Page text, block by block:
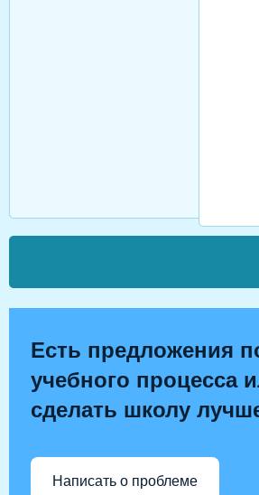
Есть предложения
учебного процесса
сделать школу
Написать о проблеме